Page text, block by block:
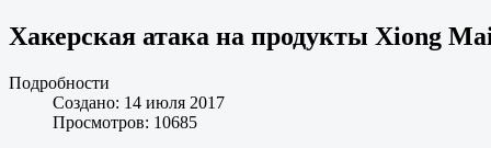
Хакерская атака на продукты Xiong
Подробности
Создано: 14 июля 2017
Просмотров: 10685